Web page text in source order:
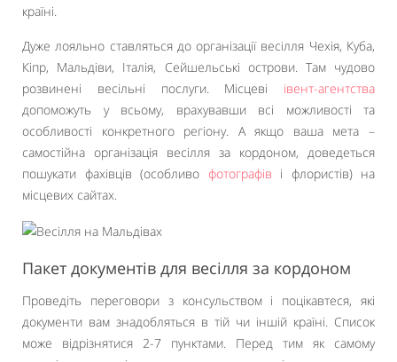
країні.
Дуже лояльно ставляться до організації весілля Чехія, Куба,
Кіпр, Мальдіви, Італія, Сейшельські острови. Там чудово
розвинені весільні послуги. Місцеві івент-агентства
допоможуть у всьому, врахувавши всі можливості та
особливості конкретного регіону. А якщо ваша мета –
самостійна організація весілля за кордоном, доведеться
пошукати фахівців (особливо фотографів і флористів) на
місцевих сайтах.
Пакет документів для весілля за кордоном
Проведіть переговори з консульством і поцікавтеся, які
документи вам знадобляться в тій чи іншій країні. Список
може відрізнятися 2-7 пунктами. Перед тим як самому